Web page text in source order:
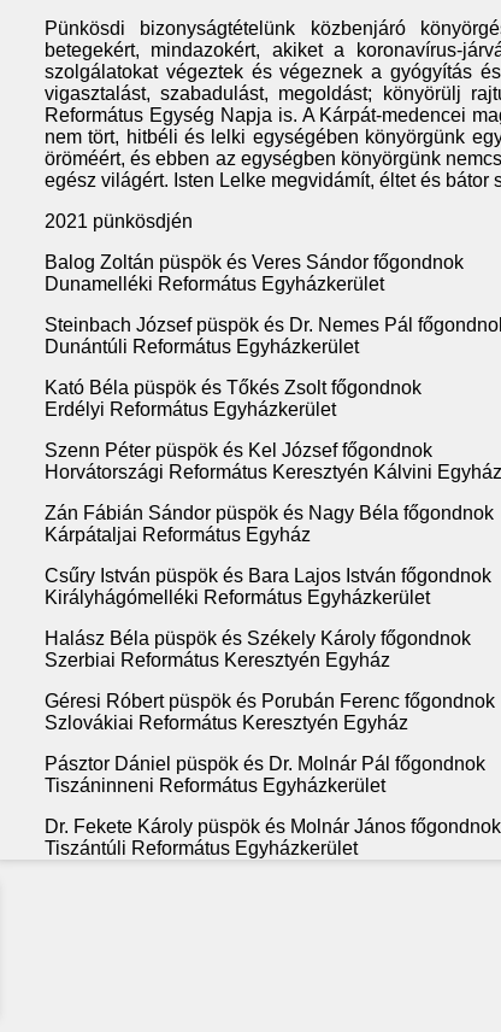
Pünkösdi bizonyságtételünk közbenjáró
betegekért, mindazokért, akiket a koronavírus-
szolgálatokat végeztek és végeznek a gyógyítás
vigasztalást, szabadulást, megoldást; könyörülj
Református Egység Napja is. A Kárpát-medencei
nem tört, hitbéli és lelki egységében könyörgünk
öröméért, és ebben az egységben könyörgünk
egész világért. Isten Lelke megvidámít, éltet és bátor
2021 pünkösdjén
Balog Zoltán püspök és Veres Sándor főgondnok
Dunamelléki Református Egyházkerület
Steinbach József püspök és Dr. Nemes Pál
Dunántúli Református Egyházkerület
Kató Béla püspök és Tőkés Zsolt főgondnok
Erdélyi Református Egyházkerület
Szenn Péter püspök és Kel József főgondnok
Horvátországi Református Keresztyén Kálvini Egyház
Zán Fábián Sándor püspök és Nagy Béla főgondnok
Kárpátaljai Református Egyház
Csűry István püspök és Bara Lajos István főgondnok
Királyhágómelléki Református Egyházkerület
Halász Béla püspök és Székely Károly főgondnok
Szerbiai Református Keresztyén Egyház
Géresi Róbert püspök és Porubán Ferenc főgondnok
Szlovákiai Református Keresztyén Egyház
Pásztor Dániel püspök és Dr. Molnár Pál főgondnok
Tiszáninneni Református Egyházkerület
Dr. Fekete Károly püspök és Molnár János főgondnok
Tiszántúli Református Egyházkerület